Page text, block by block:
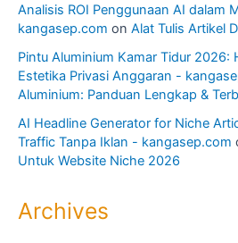
Analisis ROI Penggunaan AI dalam
kangasep.com on Alat Tulis Artikel
Pintu Aluminium Kamar Tidur 2026:
Estetika Privasi Anggaran -
Aluminium: Panduan Lengkap &
AI Headline Generator for Niche
Traffic Tanpa Iklan - kangasep.com
Untuk Website Niche 2026
Archives